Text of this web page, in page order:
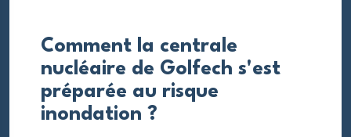
Comment la centrale
nucléaire de Golfech s'est
préparée au risque
inondation ?